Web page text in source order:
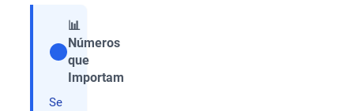
📊
Números
que
Importam
Se